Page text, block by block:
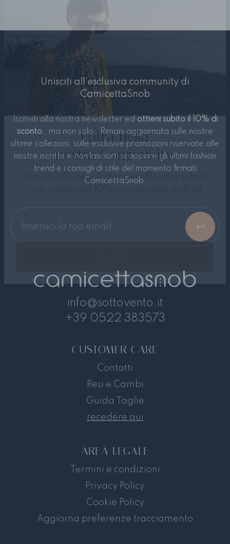
Entra nella
nostra Community
Iscriviti
Unisciti all’esclusiva community di
CamicettaSnob
Iscriviti alla nostra newsletter ed ottieni subito il 10% di
sconto , ma non solo… Rimani aggiornata sulle nostre
ultime collezioni, sulle esclusive promozioni riservate alle
nostre iscritte e non lasciarti scappare gli ultimi fashion
trend e i consigli di stile del momento firmati
CamicettaSnob.
info@sottovento.it
+39 0522 383573
CUSTOMER CARE
Contatti
Resi e Cambi
Guida Taglie
recedere qui
AREA LEGALE
Termini e condizioni
Privacy Policy
Cookie Policy
Aggiorna preferenze tracciamento